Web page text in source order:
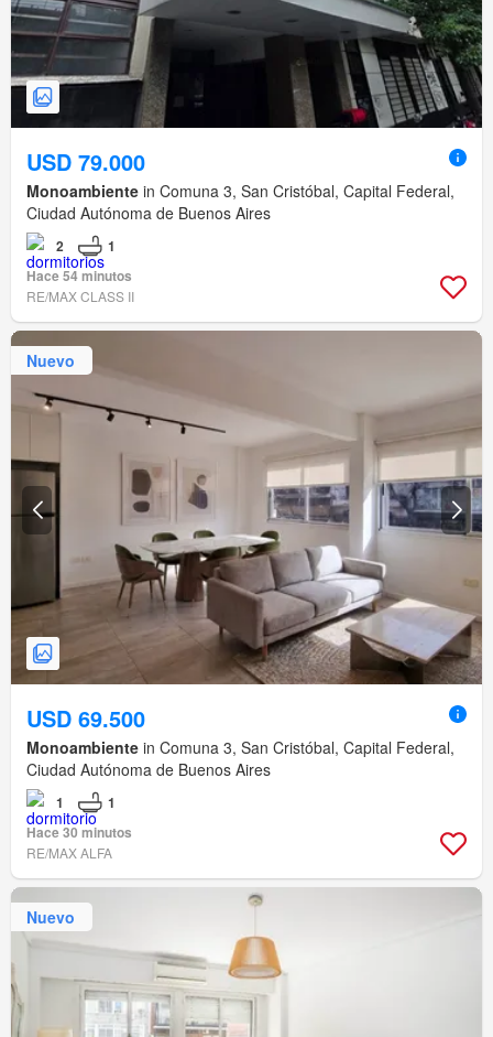
USD 79.000
Monoambiente in Comuna 3, San Cristóbal, Capital Federal,
Ciudad Autónoma de Buenos Aires
2
1
Hace 54 minutos
RE/MAX CLASS II
Nuevo
USD 69.500
Monoambiente in Comuna 3, San Cristóbal, Capital Federal,
Ciudad Autónoma de Buenos Aires
1
1
Hace 30 minutos
RE/MAX ALFA
Nuevo